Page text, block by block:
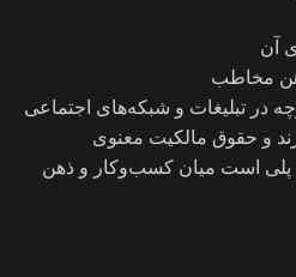
آن
مخاطب
در تبلیغات و شبکه‌های اجتماعی
و حقوق مالکیت معنوی
پلی است میان کسب‌وکار و ذهن